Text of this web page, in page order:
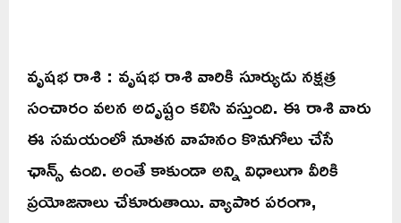
వృషభ రాశి : వృషభ రాశి వారికి సూర్యుడు నక్షత్ర
సంచారం వలన అదృష్టం కలిసి వస్తుంది. ఈ రాశి వారు
ఈ సమయంలో నూతన వాహనం కొనుగోలు చేసే
ఛాన్స్ ఉంది. అంతే కాకుండా అన్ని విధాలుగా వీరికి
ప్రయోజనాలు చేకూరుతాయి. వ్యాపార పరంగా,